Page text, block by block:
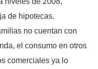
de hipotecas.
no cuentan con
el consumo en otros
comerciales ya lo